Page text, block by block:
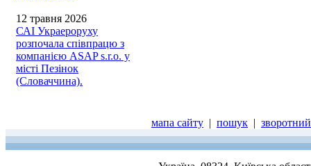
12 травня 2026
САІ Украероруху
розпочала співпрацю з
компанією ASAP s.r.o. у
місті Пезінок
(Словаччина).
мапа сайту | пошук |